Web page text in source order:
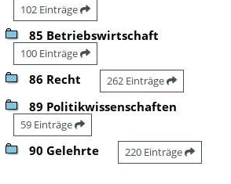
102 Einträge
85 Betriebswirtschaft
100 Einträge
86 Recht 262 Einträge
89 Politikwissenschaften
59 Einträge
90 Gelehrte 220 Einträge